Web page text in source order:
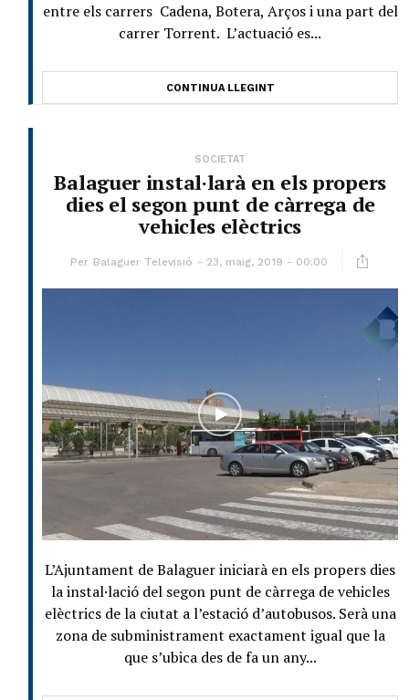
entre els carrers Cadena, Botera, Arços i una part del
carrer Torrent. L’actuació es...
CONTINUA LLEGINT
SOCIETAT
Balaguer instal·larà en els propers
dies el segon punt de càrrega de
vehicles elèctrics
Per Balaguer Televisió 23, maig, 2019 - 00:00
L’Ajuntament de Balaguer iniciarà en els propers dies
la instal·lació del segon punt de càrrega de vehicles
elèctrics de la ciutat a l’estació d’autobusos. Serà una
zona de subministrament exactament igual que la
que s’ubica des de fa un any...